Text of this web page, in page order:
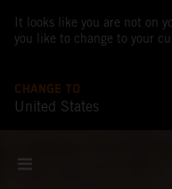
It looks like you are not on
you like to change to your
CHANGE TO
United States